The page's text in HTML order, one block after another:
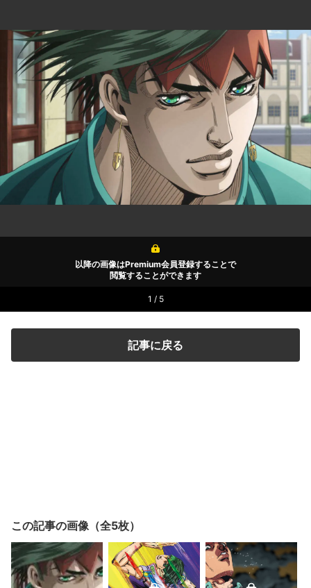
以降の画像はPremium会員登録することで
閲覧することができます
1 / 5
記事に戻る
この記事の画像（全5枚）